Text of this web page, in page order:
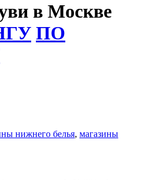
в Москве
ПО
нижнего белья, магазины